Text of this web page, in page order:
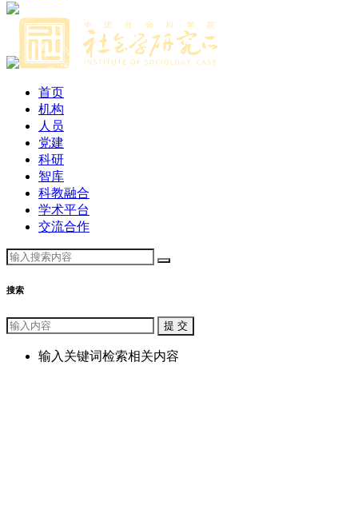
首页
机构
人员
党建
科研
智库
科教融合
学术平台
交流合作
搜索
提 交
输入关键词检索相关内容